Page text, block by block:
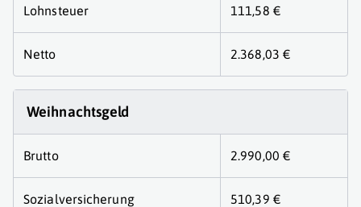
Lohnsteuer 111,58 €
Netto 2.368,03 €
Weihnachtsgeld
Brutto 2.990,00 €
Sozialversicherung 510,39 €